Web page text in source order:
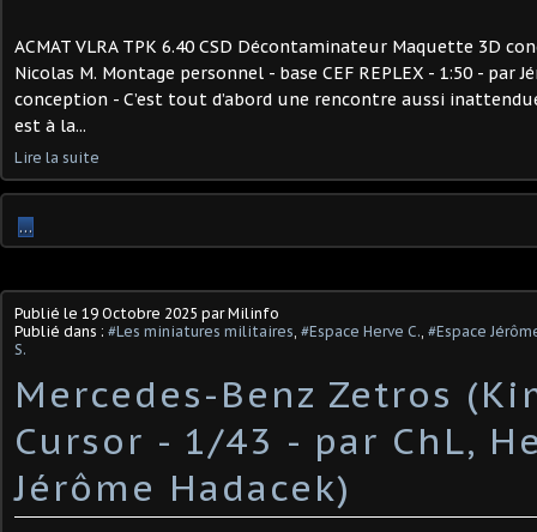
ACMAT VLRA TPK 6.40 CSD Décontaminateur Maquette 3D
Nicolas M. Montage personnel - base CEF REPLEX - 1:50 - par
conception - C’est tout d’abord une rencontre aussi
est à la...
Lire la suite
…
Publié le 19 Octobre 2025 par Milinfo
Publié dans : #Les miniatures militaires, #Espace Herve C., #Espace
S.
Mercedes-Benz Zetros
Cursor - 1/43 - par ChL,
Jérôme Hadacek)